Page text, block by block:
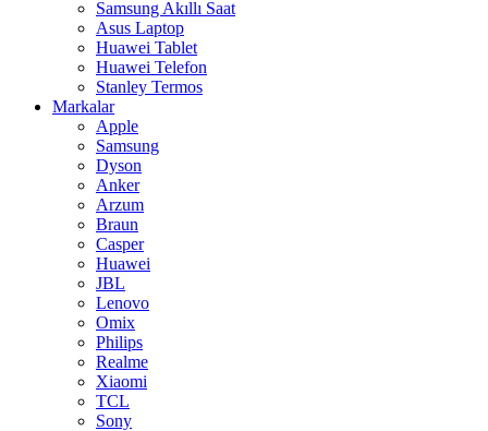
Samsung Akıllı Saat
Asus Laptop
Huawei Tablet
Huawei Telefon
Stanley Termos
Markalar
Apple
Samsung
Dyson
Anker
Arzum
Braun
Casper
Huawei
JBL
Lenovo
Omix
Philips
Realme
Xiaomi
TCL
Sony